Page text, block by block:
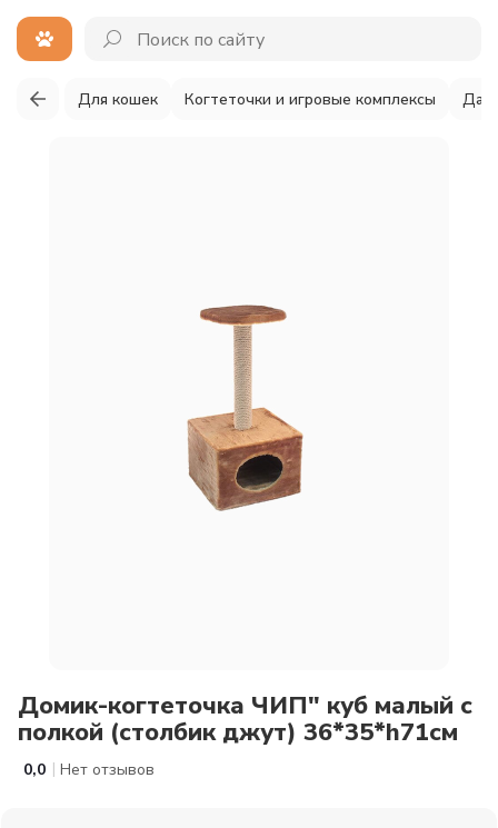
Для кошек Когтеточки и игровые комплексы
Домик-когтеточка ЧИП" куб малый с
полкой (столбик джут) 36*35*h71см
0,0 | Нет отзывов